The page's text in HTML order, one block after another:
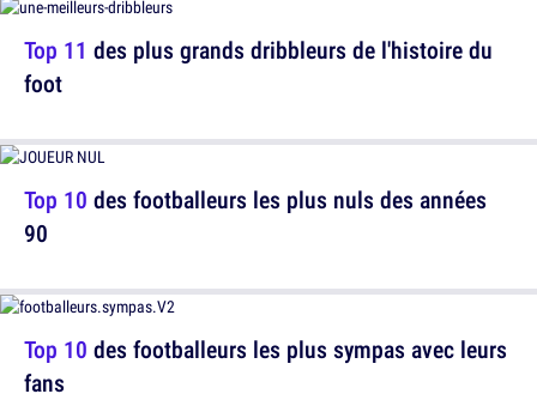
Top 10 des footballeurs les plus nuls des années
90
Top 11 des plus grands dribbleurs de l'histoire du
foot
Top 10 des footballeurs les plus sympas avec leurs
fans